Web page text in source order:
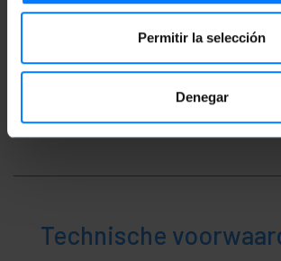
Permitir la selección
Denegar
Technische